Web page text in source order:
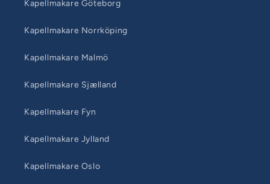
Kapellmakare Göteborg
Kapellmakare Norrköping
Kapellmakare Malmö
Kapellmakare Sjælland
Kapellmakare Fyn
Kapellmakare Jylland
Kapellmakare Oslo